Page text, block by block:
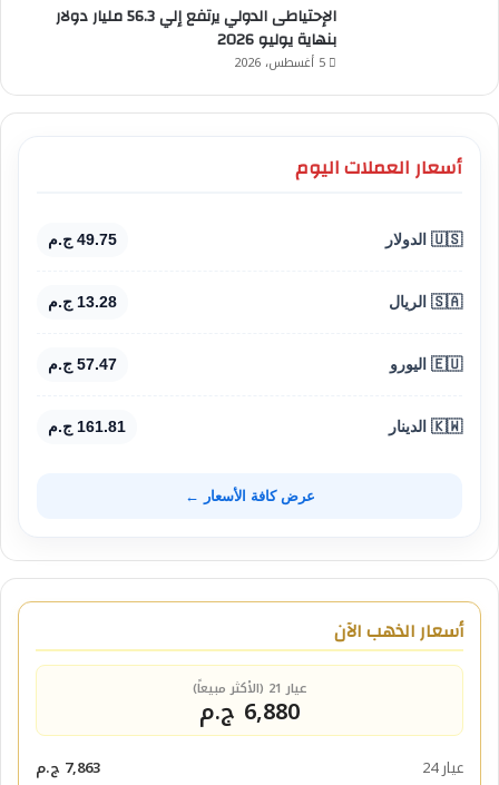
الإحتياطى الدولي يرتفع إلي 56.3 مليار دولار
بنهاية يوليو 2026
5 أغسطس، 2026
أسعار العملات اليوم
🇺🇸 الدولار 49.75 ج.م
🇸🇦 الريال 13.28 ج.م
🇪🇺 اليورو 57.47 ج.م
🇰🇼 الدينار 161.81 ج.م
عرض كافة الأسعار ←
أسعار الذهب الآن
عيار 21 (الأكثر مبيعاً)
6,880 ج.م
عيار 24
7,863 ج.م